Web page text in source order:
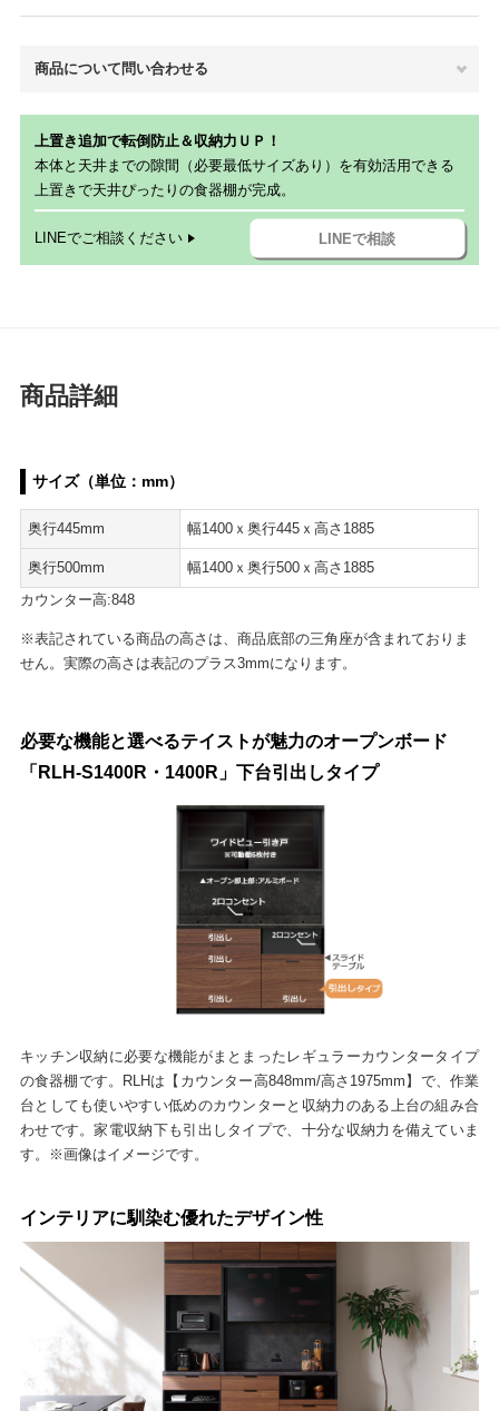
商品について問い合わせる
上置き追加で転倒防止＆収納力ＵＰ！
本体と天井までの隙間（必要最低サイズあり）を有効活用できる
上置きで天井ぴったりの食器棚が完成。
LINEでご相談ください LINEで相談
商品詳細
サイズ（単位：mm）
奥行445mm 幅1400ｘ奥行445ｘ高さ1885
奥行500mm
幅1400ｘ奥行500ｘ高さ1885
カウンター高:848
※表記されている商品の高さは、商品底部の三角座が含まれておりま
せん。実際の高さは表記のプラス3mmになります。
必要な機能と選べるテイストが魅力のオープンボード
「RLH-S1400R・1400R」下台引出しタイプ
キッチン収納に必要な機能がまとまったレギュラーカウンタータイプ
の食器棚です。RLHは【カウンター高848mm/高さ1975mm】で、作業
台としても使いやすい低めのカウンターと収納力のある上台の組み合
わせです。家電収納下も引出しタイプで、十分な収納力を備えていま
す。※画像はイメージです。
インテリアに馴染む優れたデザイン性